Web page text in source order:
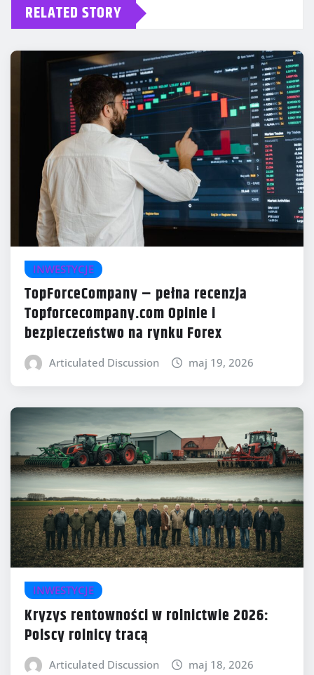
RELATED STORY
INWESTYCJE
TopForceCompany – pełna recenzja
Topforcecompany.com Opinie i
bezpieczeństwo na rynku Forex
Articulated Discussion maj 19, 2026
INWESTYCJE
Kryzys rentowności w rolnictwie 2026:
Polscy rolnicy tracą
Articulated Discussion maj 18, 2026